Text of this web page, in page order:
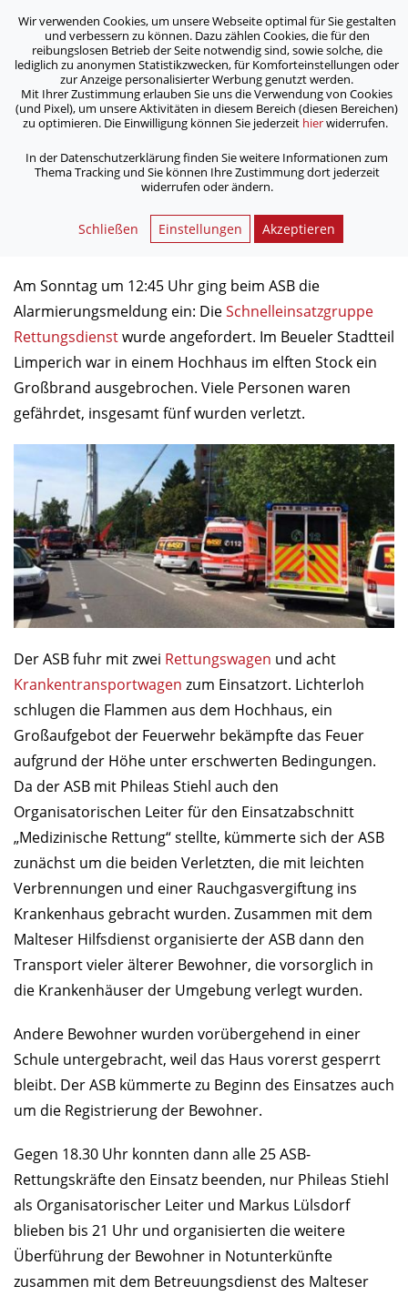
ASB Bonn/Rhein-Sieg/Eifel e.V.
bewegt Menschen
Home / Archiv /
ASB-Rettungsdienst bei Hochhausbrand im Einsatz
ASB-Rettungsdienst bei
Hochhausbrand im Einsatz
Am Sonntag um 12:45 Uhr ging beim ASB die
Alarmierungsmeldung ein: DieSchnelleinsatzgruppe
Rettungsdienstwurde angefordert. Im Beueler Stadtteil
Limperich war in einem Hochhaus im elften Stock ein
Großbrand ausgebrochen. Viele Personen waren
gefährdet, insgesamt fünf wurden verletzt.
Der ASB fuhr mit zwei Rettungswagen und acht
Krankentransportwagen zum Einsatzort. Lichterloh
schlugen die Flammen aus dem Hochhaus, ein
Großaufgebot der Feuerwehr bekämpfte das Feuer
aufgrund der Höhe unter erschwerten Bedingungen.
Da der ASB mit Phileas Stiehl auch den
Organisatorischen Leiter für den Einsatzabschnitt
„Medizinische Rettung“ stellte, kümmerte sich der ASB
zunächst um die beiden Verletzten, die mit leichten
Verbrennungen und einer Rauchgasvergiftung ins
Krankenhaus gebracht wurden. Zusammen mit dem
Malteser Hilfsdienst organisierte der ASB dann den
Transport vieler älterer Bewohner, die vorsorglich in
die Krankenhäuser der Umgebung verlegt wurden.
Andere Bewohner wurden vorübergehend in einer
Schule untergebracht, weil das Haus vorerst gesperrt
bleibt. Der ASB kümmerte zu Beginn des Einsatzes auch
um die Registrierung der Bewohner.
Gegen 18.30 Uhr konnten dann alle 25 ASB-
Rettungskräfte den Einsatz beenden, nur Phileas Stiehl
als Organisatorischer Leiter und Markus Lülsdorf
blieben bis 21 Uhr und organisierten die weitere
Überführung der Bewohner in Notunterkünfte
zusammen mit dem Betreuungsdienst des Malteser
Wir verwenden Cookies, um unsere Webseite optimal für Sie gestalten
und verbessern zu können. Dazu zählen Cookies, die für den
reibungslosen Betrieb der Seite notwendig sind, sowie solche, die
lediglich zu anonymen Statistikzwecken, für Komforteinstellungen oder
zur Anzeige personalisierter Werbung genutzt werden.
Mit Ihrer Zustimmung erlauben Sie uns die Verwendung von Cookies
(und Pixel), um unsere Aktivitäten in diesem Bereich (diesen Bereichen)
zu optimieren. Die Einwilligung können Sie jederzeit hierwiderrufen.
In der Datenschutzerklärung finden Sie weitere Informationen zum
Thema Tracking und Sie können Ihre Zustimmung dort jederzeit
widerrufen oder ändern.
Schließen Einstellungen Akzeptieren